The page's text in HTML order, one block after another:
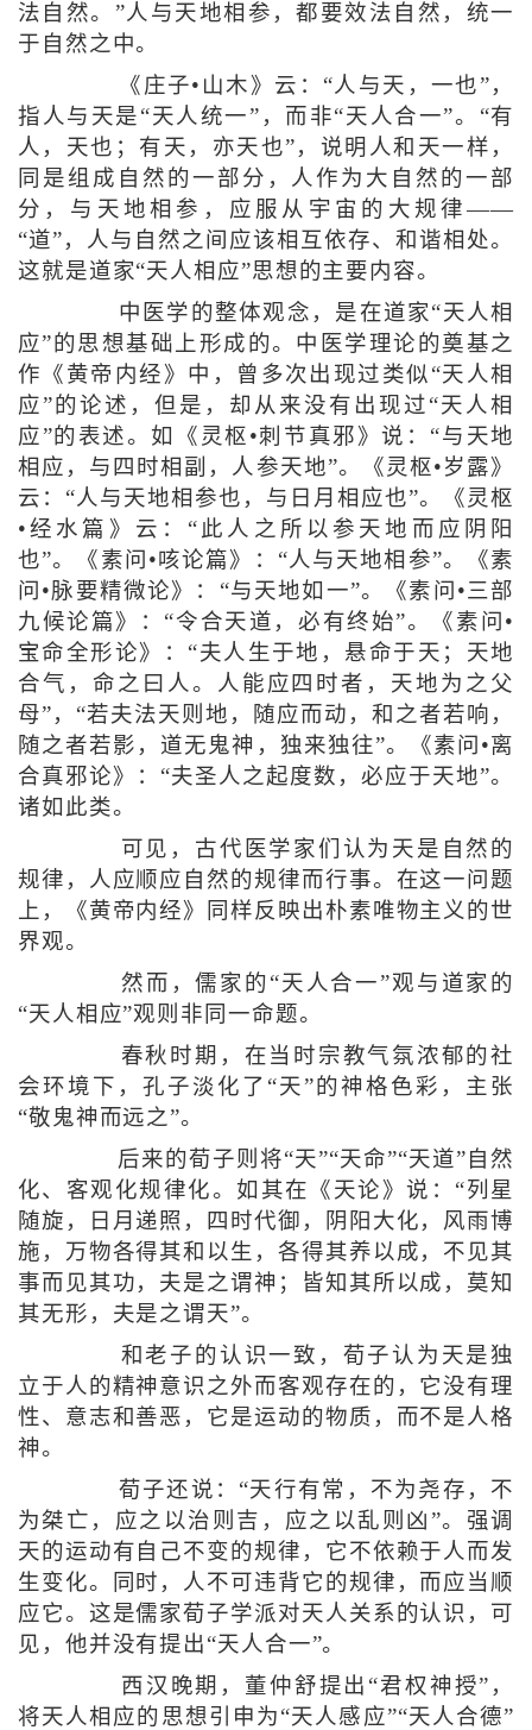
法自然。”人与天地相参，都要效法自然，统一
于自然之中。
《庄子•山木》云：“人与天，一也”，
指人与天是“天人统一”，而非“天人合一”。“有
人，天也；有天，亦天也”，说明人和天一样，
同是组成自然的一部分，人作为大自然的一部
分，与天地相参，应服从宇宙的大规律——
“道”，人与自然之间应该相互依存、和谐相处。
这就是道家“天人相应”思想的主要内容。
中医学的整体观念，是在道家“天人相
应”的思想基础上形成的。中医学理论的奠基之
作《黄帝内经》中，曾多次出现过类似“天人相
应”的论述，但是，却从来没有出现过“天人相
应”的表述。如《灵枢•刺节真邪》说：“与天地
相应，与四时相副，人参天地”。《灵枢•岁露》
云：“人与天地相参也，与日月相应也”。《灵枢
•经水篇》云：“此人之所以参天地而应阴阳
也”。《素问•咳论篇》：“人与天地相参”。《素
问•脉要精微论》：“与天地如一”。《素问•三部
九候论篇》：“令合天道，必有终始”。《素问•
宝命全形论》：“夫人生于地，悬命于天；天地
合气，命之曰人。人能应四时者，天地为之父
母”，“若夫法天则地，随应而动，和之者若响，
随之者若影，道无鬼神，独来独往”。《素问•离
合真邪论》：“夫圣人之起度数，必应于天地”。
诸如此类。
可见，古代医学家们认为天是自然的
规律，人应顺应自然的规律而行事。在这一问题
上，《黄帝内经》同样反映出朴素唯物主义的世
界观。
然而，儒家的“天人合一”观与道家的
“天人相应”观则非同一命题。
春秋时期，在当时宗教气氛浓郁的社
会环境下，孔子淡化了“天”的神格色彩，主张
“敬鬼神而远之”。
后来的荀子则将“天”“天命”“天道”自然
化、客观化规律化。如其在《天论》说：“列星
随旋，日月递照，四时代御，阴阳大化，风雨博
施，万物各得其和以生，各得其养以成，不见其
事而见其功，夫是之谓神；皆知其所以成，莫知
其无形，夫是之谓天”。
和老子的认识一致，荀子认为天是独
立于人的精神意识之外而客观存在的，它没有理
性、意志和善恶，它是运动的物质，而不是人格
神。
荀子还说：“天行有常，不为尧存，不
为桀亡，应之以治则吉，应之以乱则凶”。强调
天的运动有自己不变的规律，它不依赖于人而发
生变化。同时，人不可违背它的规律，而应当顺
应它。这是儒家荀子学派对天人关系的认识，可
见，他并没有提出“天人合一”。
西汉晚期，董仲舒提出“君权神授”，
将天人相应的思想引申为“天人感应”“天人合德”